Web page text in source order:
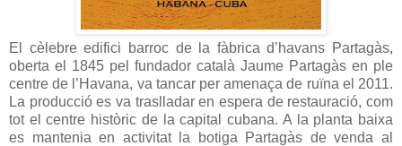
El cèlebre edifici barroc de la fàbrica d’havans Partagàs,
oberta el 1845 pel fundador català Jaume Partagàs en ple
centre de l’Havana, va tancar per amenaça de ruïna el 2011.
La producció es va traslladar en espera de restauració, com
tot el centre històric de la capital cubana. A la planta baixa
es mantenia en activitat la botiga Partagàs de venda al